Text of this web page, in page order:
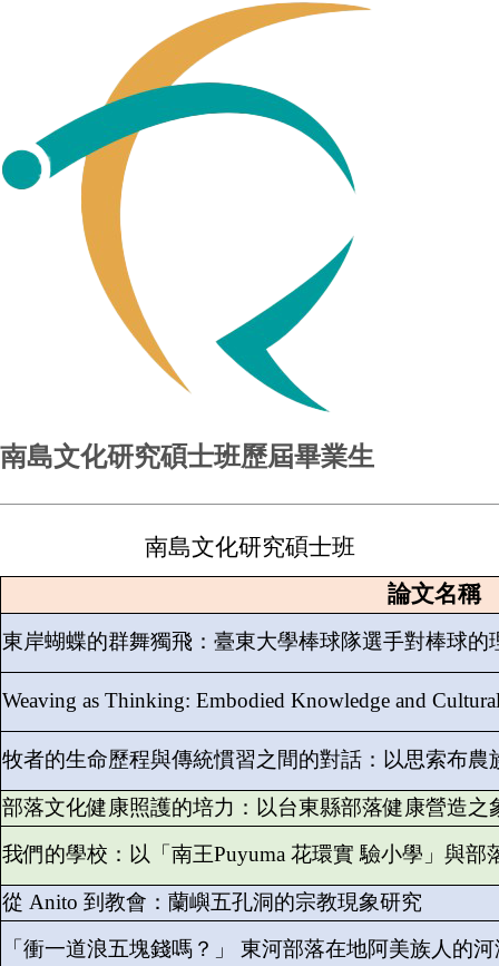
南島文化研究碩士班歷屆畢業生
南島文化研究碩士班
論文名稱
東岸蝴蝶的群舞獨飛：臺東大學棒球隊選手對棒球的
Weaving as Thinking: Embodied Knowledge and
牧者的生命歷程與傳統慣習之間的對話：以思索布農
部落文化健康照護的培力：以台東縣部落健康營造之
我們的學校：以「南王Puyuma 花環實 驗小學」與部
從 Anito 到教會：蘭嶼五孔洞的宗教現象研究
「衝一道浪五塊錢嗎？」 東河部落在地阿美族人的